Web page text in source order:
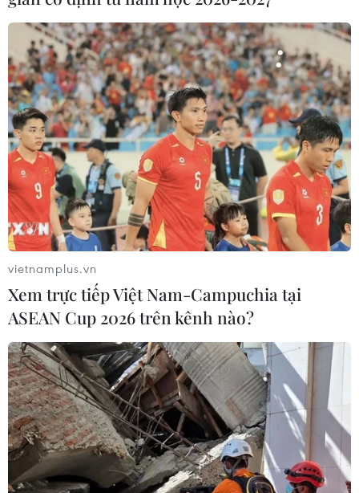
vietnamplus.vn
Xem trực tiếp Việt Nam-Campuchia tại
ASEAN Cup 2026 trên kênh nào?